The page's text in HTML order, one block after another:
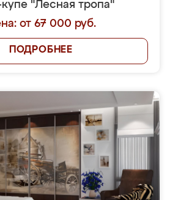
"Лесная тропа"
от 67 000 руб.
ПОДРОБНЕЕ